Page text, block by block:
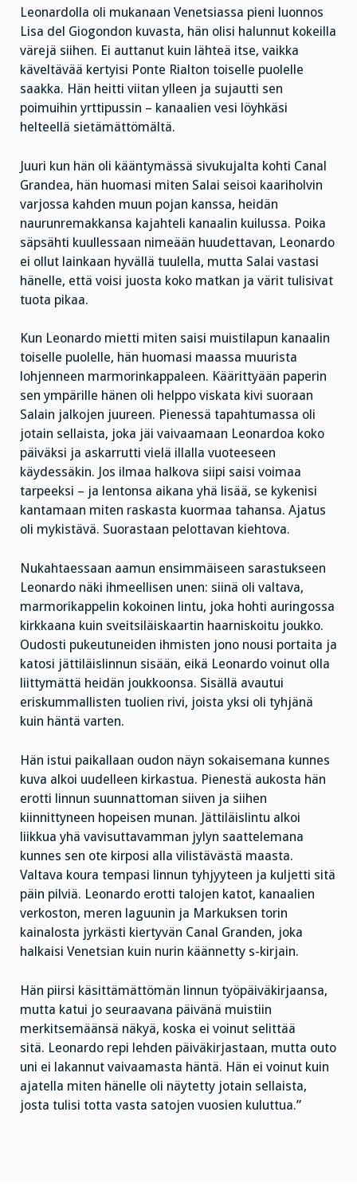
Leonardolla oli mukanaan Venetsiassa pieni luonnos
Lisa del Giogondon kuvasta, hän olisi halunnut kokeilla
värejä siihen. Ei auttanut kuin lähteä itse, vaikka
käveltävää kertyisi Ponte Rialton toiselle puolelle
saakka. Hän heitti viitan ylleen ja sujautti sen
poimuihin yrttipussin – kanaalien vesi löyhkäsi
helteellä sietämättömältä.
Juuri kun hän oli kääntymässä sivukujalta kohti Canal
Grandea, hän huomasi miten Salai seisoi kaariholvin
varjossa kahden muun pojan kanssa, heidän
naurunremakkansa kajahteli kanaalin kuilussa. Poika
säpsähti kuullessaan nimeään huudettavan, Leonardo
ei ollut lainkaan hyvällä tuulella, mutta Salai vastasi
hänelle, että voisi juosta koko matkan ja värit tulisivat
tuota pikaa.
Kun Leonardo mietti miten saisi muistilapun kanaalin
toiselle puolelle, hän huomasi maassa muurista
lohjenneen marmorinkappaleen. Käärittyään paperin
sen ympärille hänen oli helppo viskata kivi suoraan
Salain jalkojen juureen. Pienessä tapahtumassa oli
jotain sellaista, joka jäi vaivaamaan Leonardoa koko
päiväksi ja askarrutti vielä illalla vuoteeseen
käydessäkin. Jos ilmaa halkova siipi saisi voimaa
tarpeeksi – ja lentonsa aikana yhä lisää, se kykenisi
kantamaan miten raskasta kuormaa tahansa. Ajatus
oli mykistävä. Suorastaan pelottavan kiehtova.
Nukahtaessaan aamun ensimmäiseen sarastukseen
Leonardo näki ihmeellisen unen: siinä oli valtava,
marmorikappelin kokoinen lintu, joka hohti auringossa
kirkkaana kuin sveitsiläiskaartin haarniskoitu joukko.
Oudosti pukeutuneiden ihmisten jono nousi portaita ja
katosi jättiläislinnun sisään, eikä Leonardo voinut olla
liittymättä heidän joukkoonsa. Sisällä avautui
eriskummallisten tuolien rivi, joista yksi oli tyhjänä
kuin häntä varten.
Hän istui paikallaan oudon näyn sokaisemana kunnes
kuva alkoi uudelleen kirkastua. Pienestä aukosta hän
erotti linnun suunnattoman siiven ja siihen
kiinnittyneen hopeisen munan. Jättiläislintu alkoi
liikkua yhä vavisuttavamman jylyn saattelemana
kunnes sen ote kirposi alla vilistävästä maasta.
Valtava koura tempasi linnun tyhjyyteen ja kuljetti sitä
päin pilviä. Leonardo erotti talojen katot, kanaalien
verkoston, meren laguunin ja Markuksen torin
kainalosta jyrkästi kiertyvän Canal Granden, joka
halkaisi Venetsian kuin nurin käännetty s-kirjain.
Hän piirsi käsittämättömän linnun työpäiväkirjaansa,
mutta katui jo seuraavana päivänä muistiin
merkitsemäänsä näkyä, koska ei voinut selittää
sitä. Leonardo repi lehden päiväkirjastaan, mutta outo
uni ei lakannut vaivaamasta häntä. Hän ei voinut kuin
ajatella miten hänelle oli näytetty jotain sellaista,
josta tulisi totta vasta satojen vuosien kuluttua.”